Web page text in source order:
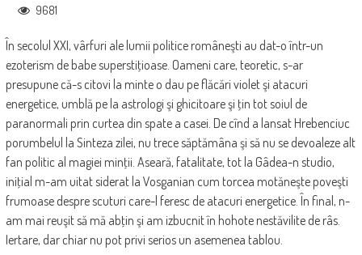
9681
În secolul XXI, vârfuri ale lumii politice româneşti au dat-o într-un
ezoterism de babe superstiţioase. Oameni care, teoretic, s-ar
presupune că-s citovi la minte o dau pe flăcări violet şi atacuri
energetice, umblă pe la astrologi şi ghicitoare şi ţin tot soiul de
paranormali prin curtea din spate a casei. De cînd a lansat Hrebenciuc
porumbelul la Sinteza zilei, nu trece săptămâna şi să nu se devoaleze alt
fan politic al magiei minţii. Aseară, fatalitate, tot la Gâdea-n studio,
iniţial m-am uitat siderat la Vosganian cum torcea motăneşte poveşti
frumoase despre scuturi care-l feresc de atacuri energetice. În final, n-
am mai reuşit să mă abţin şi am izbucnit în hohote nestăvilite de râs.
Iertare, dar chiar nu pot privi serios un asemenea tablou.